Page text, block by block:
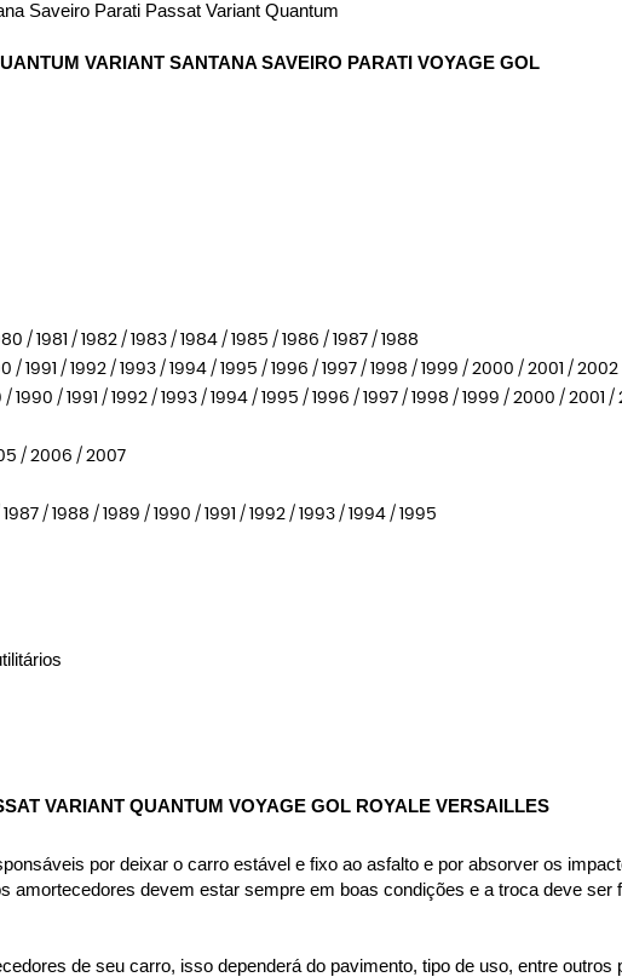
Saveiro Parati Passat Variant Quantum
VARIANT SANTANA SAVEIRO PARATI VOYAGE GOL
/ 1981 / 1982 / 1983 / 1984 / 1985 / 1986 / 1987 / 1988
/ 1992 / 1993 / 1994 / 1995 / 1996 / 1997 / 1998 / 1999 / 2000 / 2001 / 2002
/ 1991 / 1992 / 1993 / 1994 / 1995 / 1996 / 1997 / 1998 / 1999 / 2000 / 2001
/ 2006 / 2007
/ 1988 / 1989 / 1990 / 1991 / 1992 / 1993 / 1994 / 1995
VARIANT QUANTUM VOYAGE GOL ROYALE VERSAILLES
por deixar o carro estável e fixo ao asfalto e por absorver os
amortecedores devem estar sempre em boas condições e a troca deve ser
de seu carro, isso dependerá do pavimento, tipo de uso, entre outros